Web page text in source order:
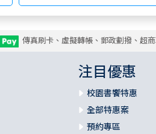
傳真刷卡、虛擬轉帳、郵政劃撥、超
注目優惠
校園書饗特惠
全部特惠案
預約專區